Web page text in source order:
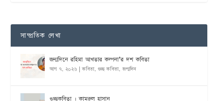
সাম্প্রতিক লেখা
জন্মদিনে রহিমা আখতার কল্পনা’র দশ কবিতা
আগ ৭, ২০২৬ |কবিতা,গুচ্ছ কবিতা,জন্মদিন
গুচ্ছকবিতা । কামরুল হাসান